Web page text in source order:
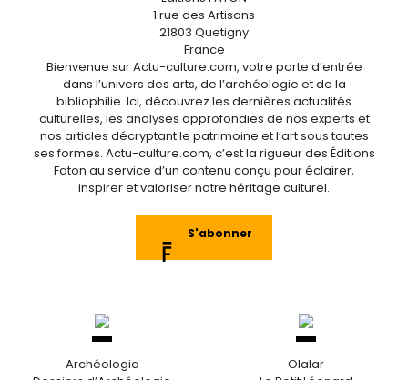
1 rue des Artisans
21803 Quetigny
France
Bienvenue sur Actu-culture.com, votre porte d’entrée
dans l’univers des arts, de l’archéologie et de la
bibliophilie. Ici, découvrez les dernières actualités
culturelles, les analyses approfondies de nos experts et
nos articles décryptant le patrimoine et l’art sous toutes
ses formes. Actu-culture.com, c’est la rigueur des Éditions
Faton au service d’un contenu conçu pour éclairer,
inspirer et valoriser notre héritage culturel.
S'abonner
Archéologia
Olalar